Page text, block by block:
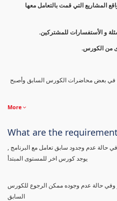
المشاريع التي قمت بالتعامل معها
و الأستفسارات للمشتركين.
من الكورس.
بعض محاضرات الكورس السابق وأصبح
More
What are the
حالة عدم وجدود سابق تعامل مع البرنامج ,
يوجد كورس اخر للمستوى المبتدأ
وفي حالة عدم وجوده ممكن الرجوع للكورس
السابق